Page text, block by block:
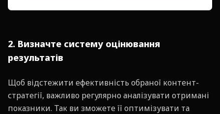
2. Визначте систему оцінювання
результатів
Щоб відстежити ефективність обраної контент-
стратегії, важливо регулярно аналізувати отримані
показники. Так ви зможете її оптимізувати та